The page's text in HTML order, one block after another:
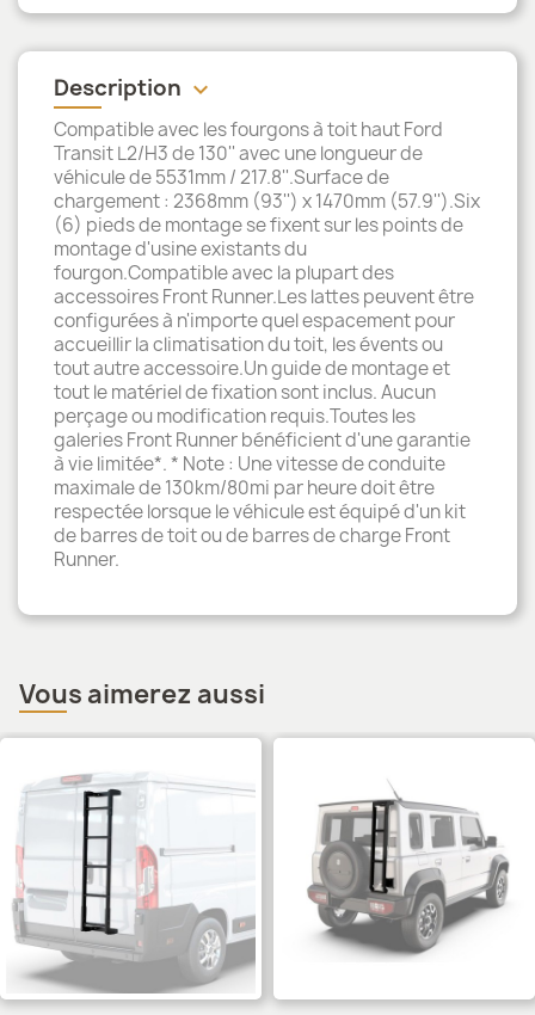
Description keyboard_arrow_down
Compatible avec les fourgons à toit haut Ford
Transit L2/H3 de 130'' avec une longueur de
véhicule de 5531mm / 217.8''.Surface de
chargement : 2368mm (93'') x 1470mm (57.9'').Six
(6) pieds de montage se fixent sur les points de
montage d'usine existants du
fourgon.Compatible avec la plupart des
accessoires Front Runner.Les lattes peuvent être
configurées à n'importe quel espacement pour
accueillir la climatisation du toit, les évents ou
tout autre accessoire.Un guide de montage et
tout le matériel de fixation sont inclus. Aucun
perçage ou modification requis.Toutes les
galeries Front Runner bénéficient d'une garantie
à vie limitée*. * Note : Une vitesse de conduite
maximale de 130km/80mi par heure doit être
respectée lorsque le véhicule est équipé d'un kit
de barres de toit ou de barres de charge Front
Runner.
Vous aimerez aussi